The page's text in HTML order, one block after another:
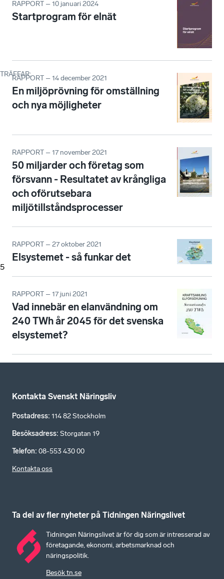
TRÄFFAR:
5
RAPPORT – 10 januari 2024
Startprogram för elnät
RAPPORT – 14 december 2021
En miljöprövning för omställning
och nya möjligheter
RAPPORT – 17 november 2021
50 miljarder och företag som
försvann - Resultatet av krångliga
och oförutsebara
miljötillståndsprocesser
RAPPORT – 27 oktober 2021
Elsystemet - så funkar det
RAPPORT – 17 juni 2021
Vad innebär en elanvändning om
240 TWh år 2045 för det svenska
elsystemet?
Kontakta Svenskt Näringsliv
Postadress: 114 82 Stockholm
Besöksadress: Storgatan 19
Telefon: 08-553 430 00
Kontakta oss
Ta del av fler nyheter på Tidningen Näringslivet
Tidningen Näringslivet är för dig som är intresserad av
företagande, ekonomi, arbetsmarknad och
näringspolitik.
Besök tn.se